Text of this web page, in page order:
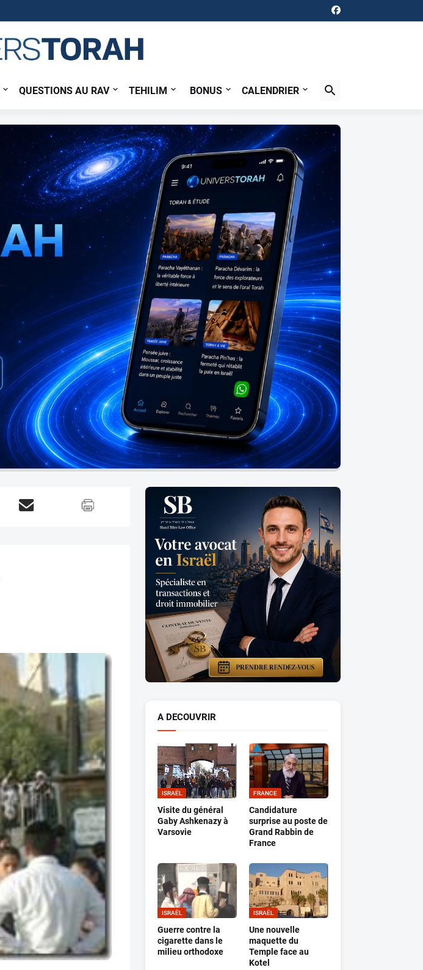
QUESTIONS AU RAV TEHILIM BONUS CALENDRIER
A DECOUVRIR
ISRAËL
Visite du général
Gaby Ashkenazy à
Varsovie
FRANCE
Candidature
surprise au poste de
Grand Rabbin de
France
ISRAËL
Guerre contre la
cigarette dans le
milieu orthodoxe
ISRAËL
Une nouvelle
maquette du
Temple face au
Kotel